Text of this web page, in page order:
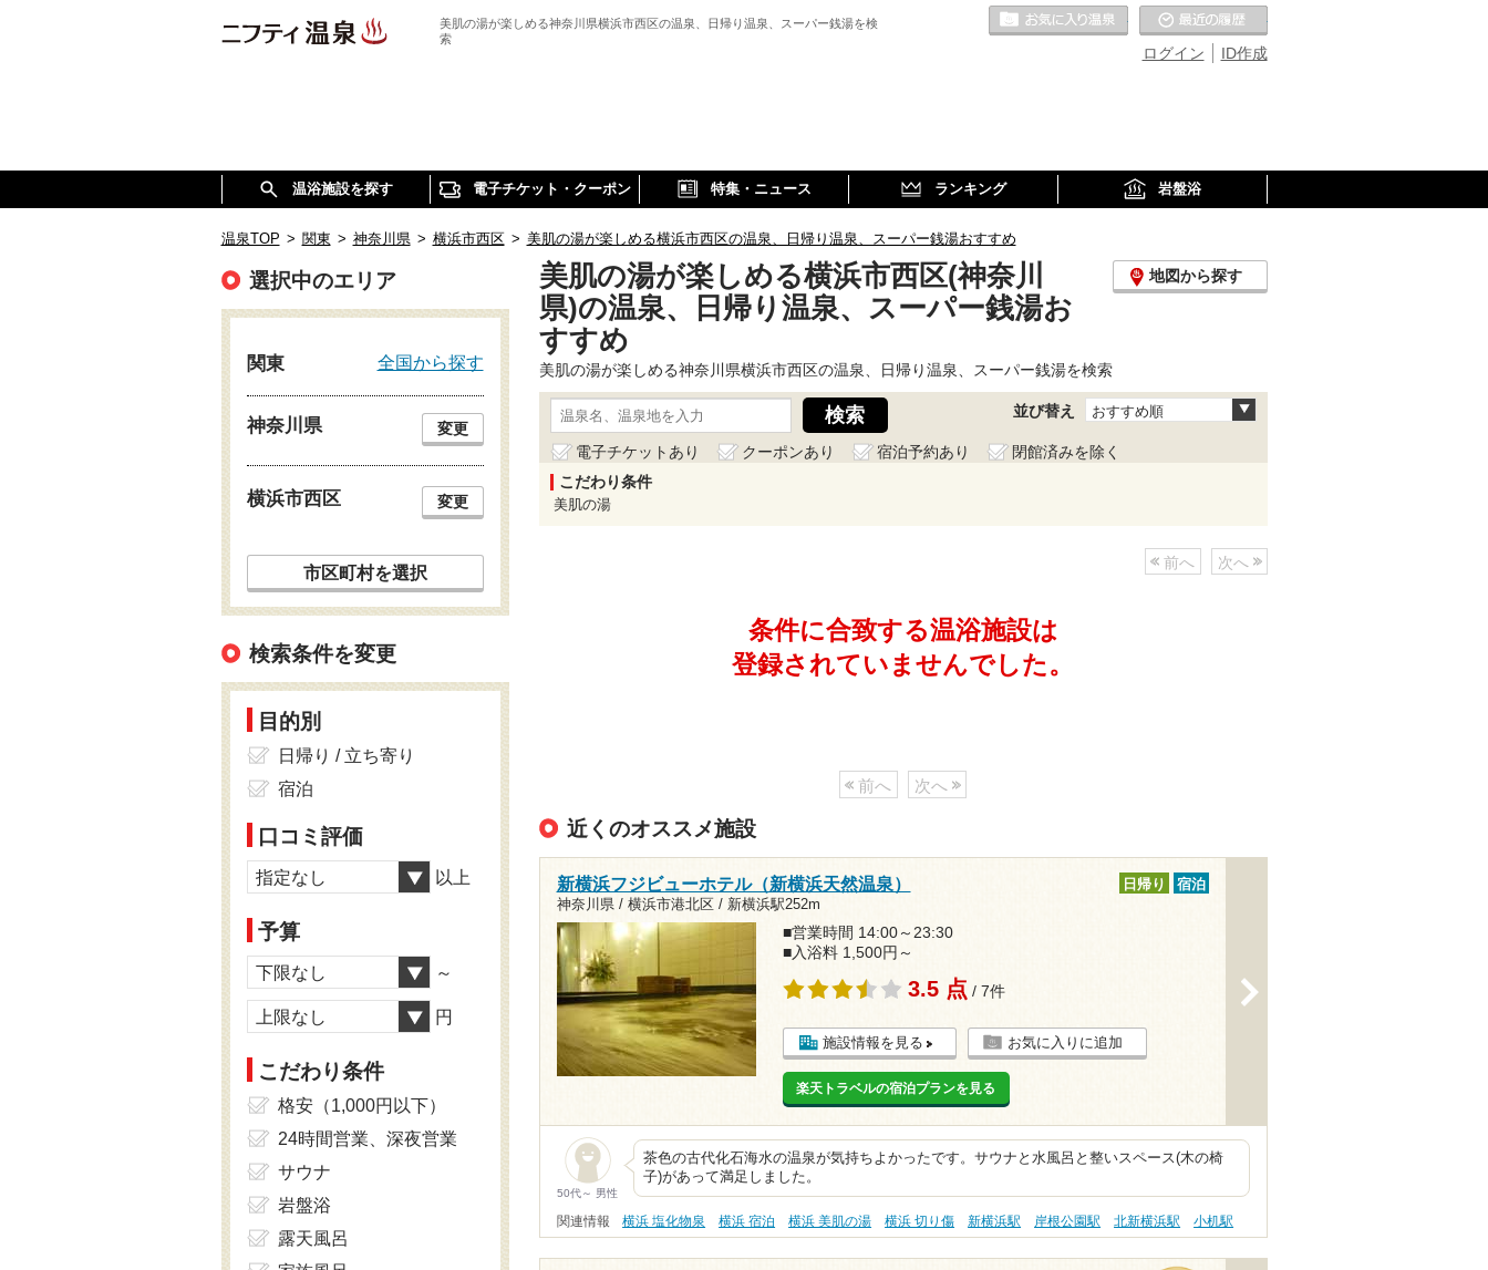
美肌の湯が楽しめる神奈川県横浜市西区の温泉、日帰り温泉、スーパー銭湯を検
索
ID作成
ログイン
お気に入りの温泉
温浴施設を探す 電子チケット・クーポン 特集・ニュース ランキング 岩盤浴
温泉TOP > 関東 > 神奈川県 > 横浜市西区 > 美肌の湯が楽しめる横浜市西区の温泉、日帰り温泉、スーパー銭湯おすすめ
美肌の湯が楽しめる横浜市西区(神奈川
県)の温泉、日帰り温泉、スーパー銭湯お
すすめ
地図から探す
美肌の湯が楽しめる神奈川県横浜市西区の温泉、日帰り温泉、スーパー銭湯を検索
並び替え おすすめ順
電子チケットあり クーポンあり 宿泊予約あり
閉館済みを除く
こだわり条件
美肌の湯
前へ 次へ
条件に合致する温浴施設は
登録されていませんでした。
前へ 次へ
近くのオススメ施設
新横浜フジビューホテル（新横浜天然温泉）
神奈川県 / 横浜市港北区 / 新横浜駅252m
日帰り 宿泊
■営業時間 14:00～23:30
■入浴料 1,500円～
3.5 点 / 7件
施設情報を見る お気に入りに追加
楽天トラベルの宿泊プランを見る
50代～ 男性
茶色の古代化石海水の温泉が気持ちよかったです。サウナと水風呂と整いスペース(木の椅
子)があって満足しました。
関連情報 横浜 塩化物泉 横浜 宿泊 横浜 美肌の湯 横浜 切り傷 新横浜駅 岸根公園駅 北新横浜駅 小机駅
選択中のエリア
関東 全国から探す
神奈川県 変更
横浜市西区 変更
市区町村を選択
検索条件を変更
目的別
日帰り / 立ち寄り
宿泊
口コミ評価
指定なし 以上
予算
下限なし ～
上限なし 円
こだわり条件
格安（1,000円以下）
24時間営業、深夜営業
サウナ
岩盤浴
露天風呂